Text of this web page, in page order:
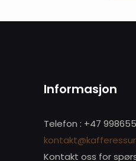
Informasjon
Telefon : +47
Kontakt oss for